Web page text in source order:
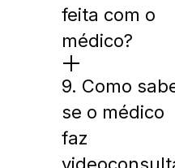
feita com o
médico?
9. Como
se o médico
faz